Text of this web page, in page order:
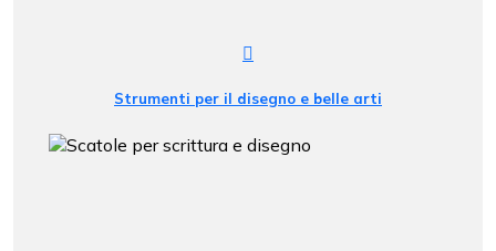
Strumenti per il disegno e belle arti